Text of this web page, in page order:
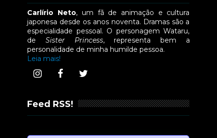
Carlírio Neto, um fã de animação e cultura
japonesa desde os anos noventa. Dramas são a
especialidade pessoal. O personagem Wataru,
deSister Princess, representa bem a
personalidade de minha humilde pessoa.
Leia mais!
Feed RSS!